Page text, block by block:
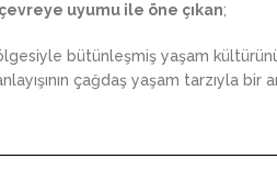
uyumu ile öne çıkan;
bütünleşmiş yaşam
çağdaş yaşam tarzıyla bir